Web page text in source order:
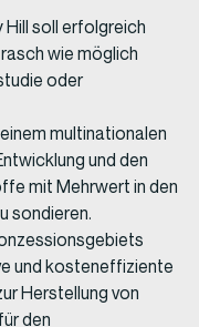
Hill soll erfolgreich
wie möglich
oder
multinationalen
und den
mit Mehrwert in den
sondieren.
und kosteneffiziente
Herstellung von
den